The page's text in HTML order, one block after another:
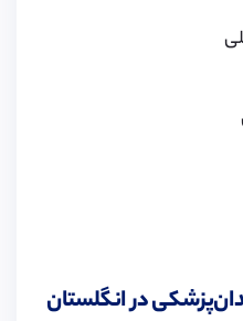
در انگلستان